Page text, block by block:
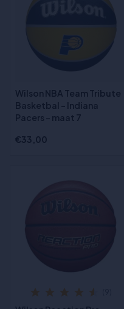
Wilson NBA Team Tribute
Basketbal - Indiana
Pacers - maat 7
€33,00